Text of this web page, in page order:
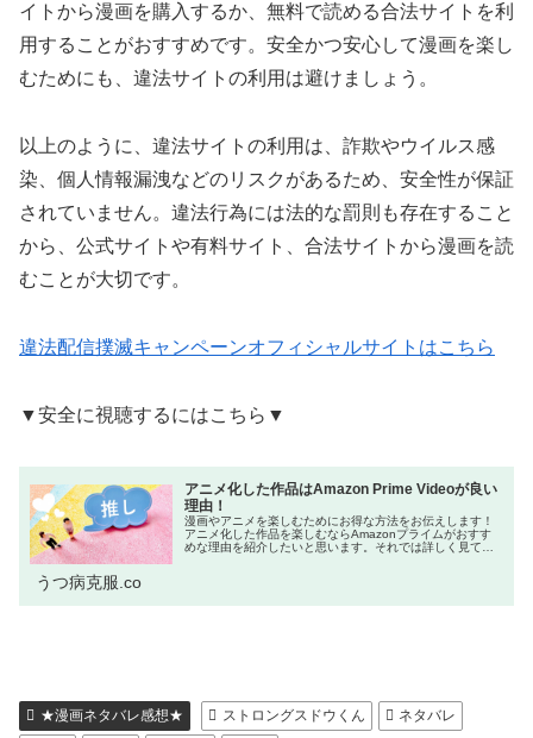
イトから漫画を購入するか、無料で読める合法サイトを利
用することがおすすめです。安全かつ安心して漫画を楽し
むためにも、違法サイトの利用は避けましょう。
以上のように、違法サイトの利用は、詐欺やウイルス感
染、個人情報漏洩などのリスクがあるため、安全性が保証
されていません。違法行為には法的な罰則も存在すること
から、公式サイトや有料サイト、合法サイトから漫画を読
むことが大切です。
違法配信撲滅キャンペーンオフィシャルサイトはこちら
▼安全に視聴するにはこちら▼
アニメ化した作品はAmazon Prime Videoが良い
理由！
漫画やアニメを楽しむためにお得な方法をお伝えします！
アニメ化した作品を楽しむならAmazonプライムがおすす
めな理由を紹介したいと思います。それでは詳しく見てい
うつ病克服.co
★漫画ネタバレ感想★ ストロングスドウくん
ネタバレ